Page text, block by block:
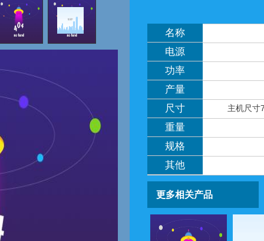
名称
电源
功率
产量
尺寸
主机尺寸
重量
规格
其他
更多相关产品